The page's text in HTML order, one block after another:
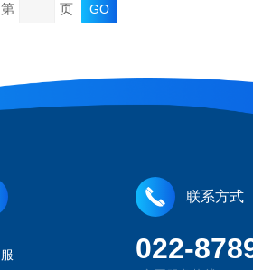
页
联系方式
022-